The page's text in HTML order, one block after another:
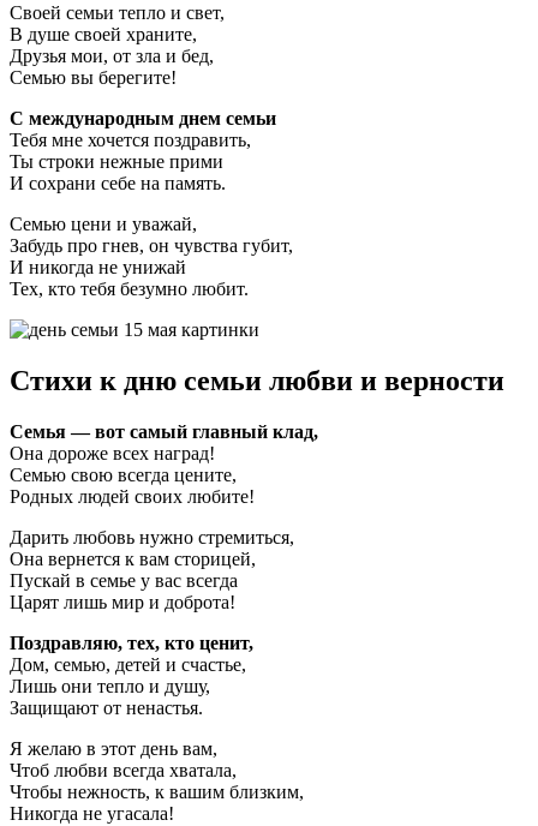
Своей семьи тепло и свет,
В душе своей храните,
Друзья мои, от зла и бед,
Семью вы берегите!
С международным днем семьи
Тебя мне хочется поздравить,
Ты строки нежные прими
И сохрани себе на память.
Семью цени и уважай,
Забудь про гнев, он чувства губит,
И никогда не унижай
Тех, кто тебя безумно любит.
Стихи к дню семьи любви и верности
Семья — вот самый главный клад,
Она дороже всех наград!
Семью свою всегда цените,
Родных людей своих любите!
Дарить любовь нужно стремиться,
Она вернется к вам сторицей,
Пускай в семье у вас всегда
Царят лишь мир и доброта!
Поздравляю, тех, кто ценит,
Дом, семью, детей и счастье,
Лишь они тепло и душу,
Защищают от ненастья.
Я желаю в этот день вам,
Чтоб любви всегда хватала,
Чтобы нежность, к вашим близким,
Никогда не угасала!